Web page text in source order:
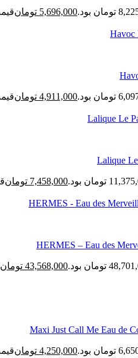
5,696,000 تومانقیمت
4,911,000 تومانقیمت
7,458,000 تومان
43,568,000 تومان
4,250,000 تومانقیمت